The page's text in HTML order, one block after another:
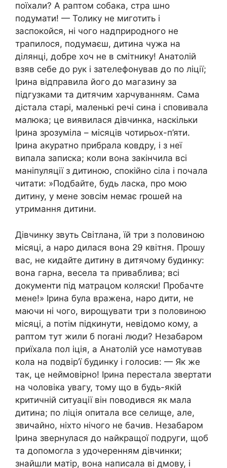
поїхали? А раптом собака, стра шно
подумати! — Толику не миготить і
заспокойся, ні чого надприродного не
трапилося, подумаєш, дитина чужа на
ділянці, добре хоч не в смітнику! Анатолій
взяв себе до рук і зателефонував до по ліції;
Ірина відправила його до магазину за
підгузками та дитячим харчуванням. Сама
дістала старі, маленькі речі сина і сповивала
малюка; це виявилася дівчинка, наскільки
Ірина зрозуміла – місяців чотирьох-п’яти.
Ірина акуратно прибрала ковдру, і з неї
випала записка; коли вона закінчила всі
маніпуляції з дитиною, спокійно сіла і почала
читати: »Подбайте, будь ласка, про мою
дитину, у мене зовсім немає rрошей на
утримання дитини.
Дівчинку звуть Світлана, їй три з половиною
місяці, а наро дилася вона 29 квітня. Прошу
вас, не кидайте дитину в дитячому будинку:
вона гарна, весела та приваблива; всі
документи під матрацом коляски! Пробачте
мене!» Ірина була вражена, наро дити, не
маючи ні чого, вирощувати три з половиною
місяці, а потім підкинути, невідомо кому, а
раптом тут жили б поrані люди? Незабаром
приїхала пол іція, а Анатолій усе намотував
кола на подвір’ї будинку і голосив: — Як же
так, це неймовірно! Ірина перестала звертати
на чоловіка увагу, тому що в будь-якій
критичній ситуації він поводився як мала
дитина; по ліція опитала все селище, але,
звичайно, ніхто нічого не бачив. Незабаром
Ірина звернулася до найкращої подруги, щоб
та допомогла з удочеренням дівчинки;
знайшли матір, вона написала ві дмову, і